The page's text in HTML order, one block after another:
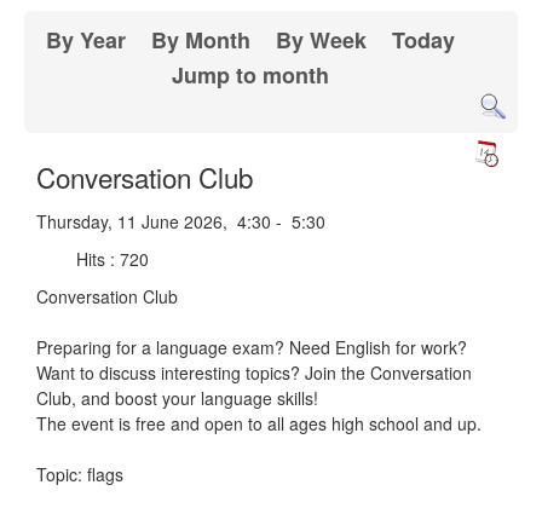
By Year By Month By Week
Today
Jump to month
Conversation Club
Thursday, 11 June 2026, 4:30 - 5:30
Hits : 720
Conversation Club
Preparing for a language exam? Need English for work?
Want to discuss interesting topics? Join the Conversation
Club, and boost your language skills!
The event is free and open to all ages high school and up.
Topic: flags